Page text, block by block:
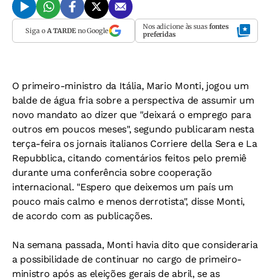
Siga o A TARDEno Google Nos adicione às suas fontes
preferidas
O primeiro-ministro da Itália, Mario Monti, jogou um
balde de água fria sobre a perspectiva de assumir um
novo mandato ao dizer que "deixará o emprego para
outros em poucos meses", segundo publicaram nesta
terça-feira os jornais italianos Corriere della Sera e La
Repubblica, citando comentários feitos pelo premiê
durante uma conferência sobre cooperação
internacional. "Espero que deixemos um país um
pouco mais calmo e menos derrotista", disse Monti,
de acordo com as publicações.
Na semana passada, Monti havia dito que consideraria
a possibilidade de continuar no cargo de primeiro-
ministro após as eleições gerais de abril, se as